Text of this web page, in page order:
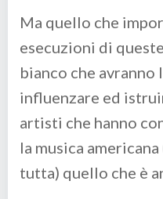
Ma quello che
esecuzioni di
bianco che avranno
influenzare ed
artisti che hanno
la musica
tutta) quello che è